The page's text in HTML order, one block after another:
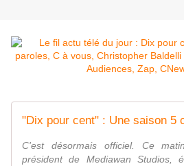
C'est désormais officiel. Ce
président de Mediawan Studios,